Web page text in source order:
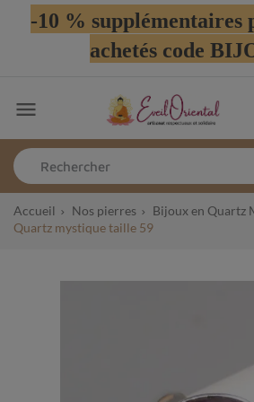
-10 % supplémentaires
achetés code

Accueil Nos pierres Bijoux en Quartz
Quartz mystique taille 59